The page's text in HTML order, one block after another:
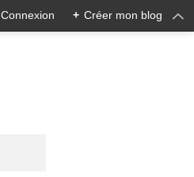
Connexion + Créer mon blog